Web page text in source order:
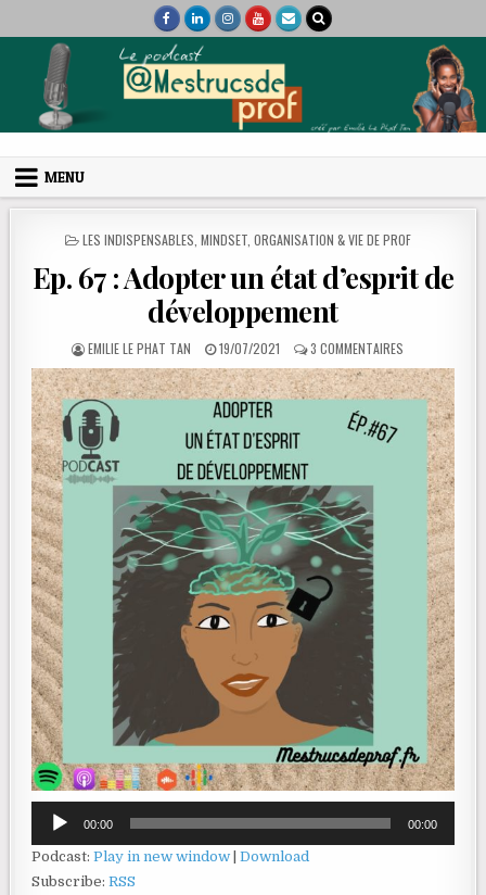
Mes trucs de prof
MENU
POSTED IN
LES INDISPENSABLES MINDSET, ORGANISATION & VIE DE PROF
Ep. 67 : Adopter un état d’esprit de
développement
AUTHOR:
EMILIE LE PHAT TAN PUBLISHED DATE:
19/07/2021 3 COMMENTAIRES
Lecteur
audio
00:00 00:00
Podcast:Play in new window |Download
Subscribe:RSS